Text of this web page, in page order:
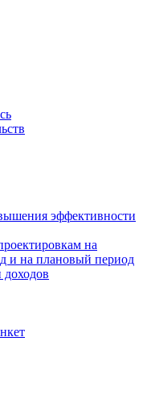
эффективности
на
и на плановый период